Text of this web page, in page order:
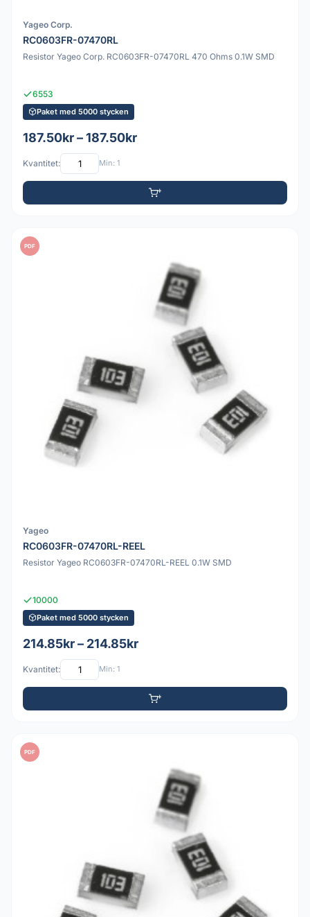
Yageo Corp.
RC0603FR-07470RL
Resistor Yageo Corp. RC0603FR-07470RL 470 Ohms 0.1W SMD
6553
Paket med 5000 stycken
187.50kr – 187.50kr
Kvantitet: Min: 1
PDF
Yageo
RC0603FR-07470RL-REEL
Resistor Yageo RC0603FR-07470RL-REEL 0.1W SMD
10000
Paket med 5000 stycken
214.85kr – 214.85kr
Kvantitet: Min: 1
PDF